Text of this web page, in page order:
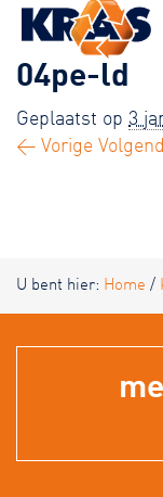
KRAS
04pe-ld
Geplaatst op 3
← Vorige
U bent hier: Home /